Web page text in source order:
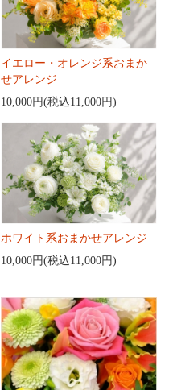
イエロー・オレンジ系おまか
せアレンジ
10,000円(税込11,000円)
ホワイト系おまかせアレンジ
10,000円(税込11,000円)